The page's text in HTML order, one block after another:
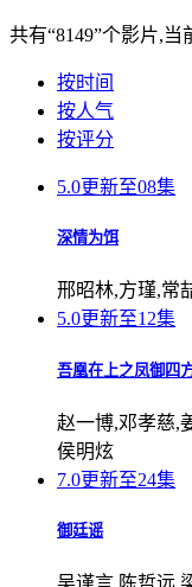
共有“8149”个影片,当
按时间
按人气
按评分
5.0更新至08集
深情为饵
邢昭林,方瑾,常
5.0更新至12集
吾凰在上之凤御四
赵一博,邓孝慈,
侯明炫
7.0更新至24集
御廷谣
吴谨言,陈哲远,